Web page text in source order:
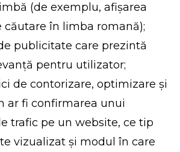
(de exemplu, afișarea
căutare în limba romană);
publicitate care prezintă
pentru utilizator;
de contorizare, optimizare și
ar fi confirmarea unui
trafic pe un website, ce tip
vizualizat și modul în care